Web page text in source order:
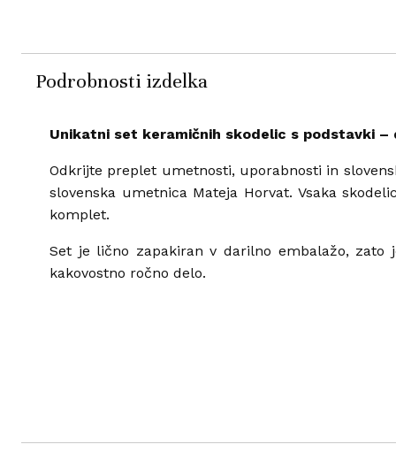
Podrobnosti izdelka
Unikatni set keramičnih skodelic s podstavki
Odkrijte preplet umetnosti, uporabnosti in
slovenska umetnica Mateja Horvat. Vsaka
komplet.
Set je lično zapakiran v darilno embalažo,
kakovostno ročno delo.